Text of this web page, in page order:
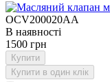
OCV200020AA
В наявності
1500 грн
Купити
Купити в один клік